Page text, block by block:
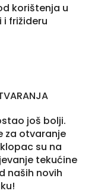
korištenja u
frižideru
još bolji.
za otvaranje
su na
tekućine
naših novih